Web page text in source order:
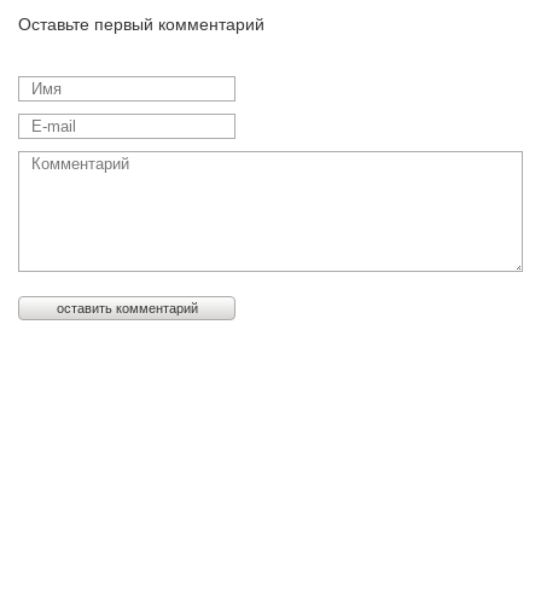
Оставьте первый комментарий